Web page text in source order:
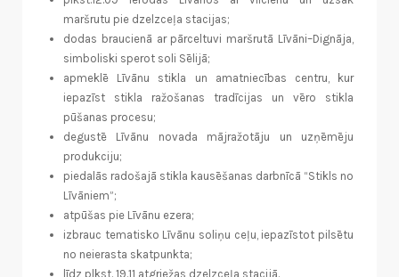
maršrutu pie dzelzceļa stacijas;
dodas braucienā ar pārceltuvi maršrutā Līvāni–Dignāja,
simboliski sperot soli Sēlijā;
apmeklē Līvānu stikla un amatniecības centru, kur
iepazīst stikla ražošanas tradīcijas un vēro stikla
pūšanas procesu;
degustē Līvānu novada mājražotāju un uzņēmēju
produkciju;
piedalās radošajā stikla kausēšanas darbnīcā “Stikls no
Līvāniem”;
atpūšas pie Līvānu ezera;
izbrauc tematisko Līvānu soliņu ceļu, iepazīstot pilsētu
no neierasta skatpunkta;
līdz plkst. 19.11 atgriežas dzelzceļa stacijā.